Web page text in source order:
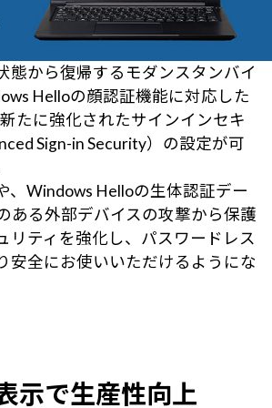
態から復帰するモダンスタンバイ
Helloの顔認証機能に対応した
たに強化されたサインインセキ
Sign-in Security）の設定が可
、Windows Helloの生体認証デー
ある外部デバイスの攻撃から保護
リティを強化し、パスワードレス
安全にお使いいただけるようにな
示で生産性向上